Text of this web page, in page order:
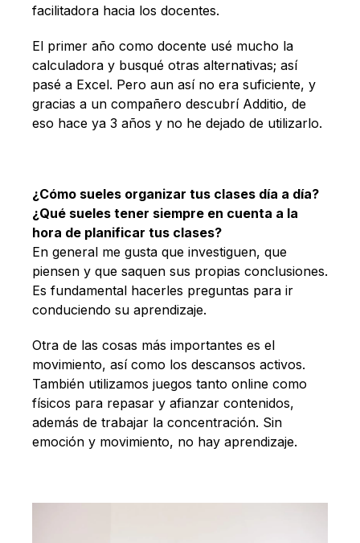
facilitadora hacia los docentes.
El primer año como docente usé mucho la
calculadora y busqué otras alternativas; así
pasé a Excel. Pero aun así no era suficiente, y
gracias a un compañero descubrí Additio, de
eso hace ya 3 años y no he dejado de utilizarlo.
¿Cómo sueles organizar tus clases día a día?
¿Qué sueles tener siempre en cuenta a la
hora de planificar tus clases?
En general me gusta que investiguen, que
piensen y que saquen sus propias conclusiones.
Es fundamental hacerles preguntas para ir
conduciendo su aprendizaje.
Otra de las cosas más importantes es el
movimiento, así como los descansos activos.
También utilizamos juegos tanto online como
físicos para repasar y afianzar contenidos,
además de trabajar la concentración. Sin
emoción y movimiento, no hay aprendizaje.